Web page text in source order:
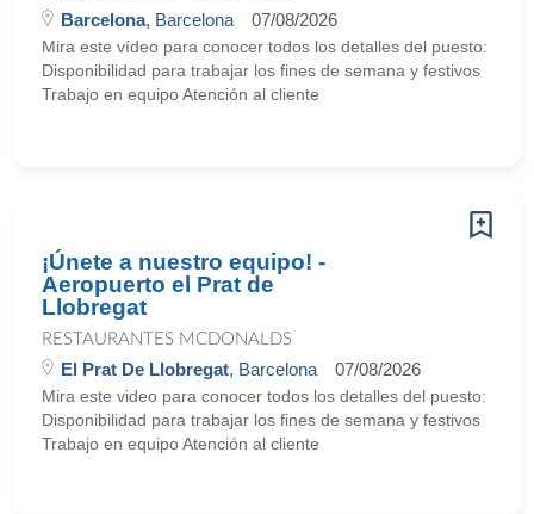
Barcelona, Barcelona 07/08/2026
Mira este vídeo para conocer todos los detalles del puesto:
Disponibilidad para trabajar los fines de semana y festivos
Trabajo en equipo Atención al cliente
¡Únete a nuestro equipo! -
Aeropuerto el Prat de
Llobregat
RESTAURANTES MCDONALDS
El Prat De Llobregat, Barcelona 07/08/2026
Mira este video para conocer todos los detalles del puesto:
Disponibilidad para trabajar los fines de semana y festivos
Trabajo en equipo Atención al cliente